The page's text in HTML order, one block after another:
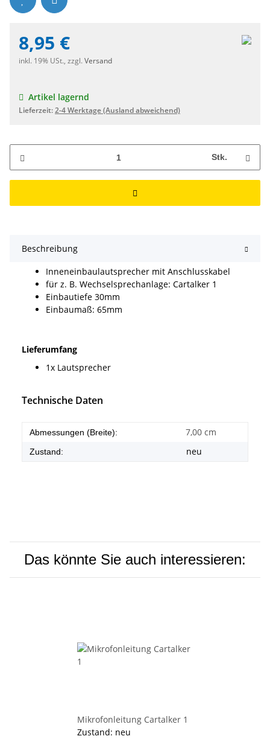
8,95 €
inkl. 19% USt., zzgl. Versand
Artikel lagernd
Lieferzeit:2-4 Werktage(Ausland abweichend)
Stk.
Beschreibung
Inneneinbaulautsprecher mit Anschlusskabel
für z. B. Wechselsprechanlage: Cartalker 1
Einbautiefe 30mm
Einbaumaß: 65mm
Lieferumfang
1x Lautsprecher
Technische Daten
Abmessungen (Breite): 7,00 cm
Zustand: neu
Das könnte Sie auch interessieren:
Mikrofonleitung Cartalker 1
Zustand: neu